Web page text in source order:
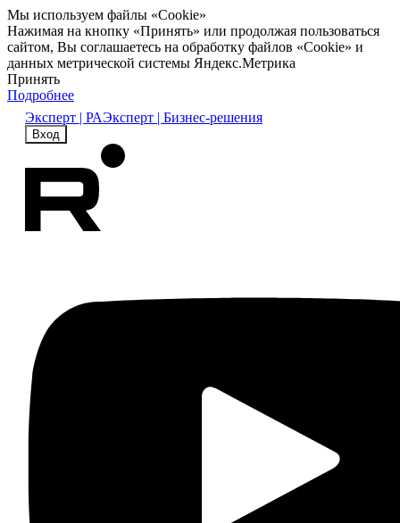
Мы используем файлы «Cookie»
Нажимая на кнопку «Принять» или продолжая пользоваться
сайтом, Вы соглашаетесь на обработку файлов «Cookie» и
данных метрической системы Яндекс.Метрика
Принять
Подробнее
Эксперт | РАЭксперт | Бизнес-решения
Вход